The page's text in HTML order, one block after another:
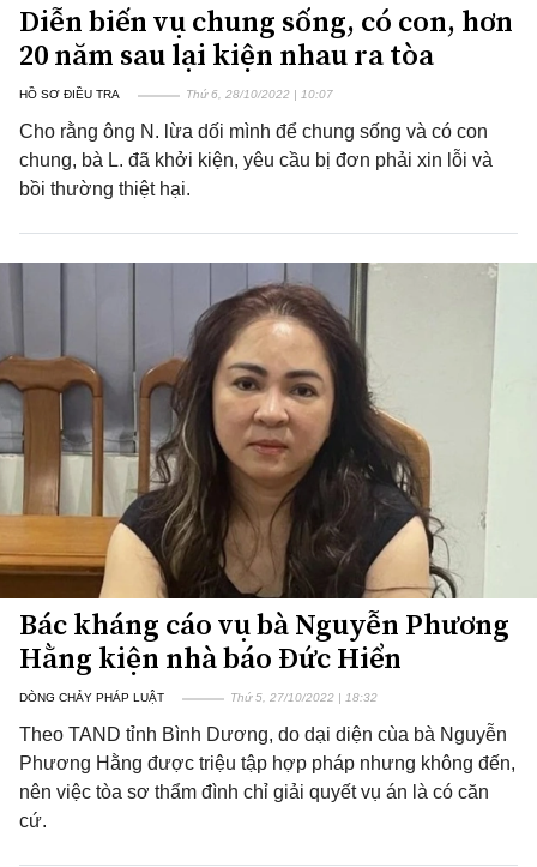
Diễn biến vụ chung sống, có con, hơn
20 năm sau lại kiện nhau ra tòa
HỒ SƠ ĐIỀU TRA Thứ 6, 28/10/2022 | 10:07
Cho rằng ông N. lừa dối mình để chung sống và có con
chung, bà L. đã khởi kiện, yêu cầu bị đơn phải xin lỗi và
bồi thường thiệt hại.
Bác kháng cáo vụ bà Nguyễn Phương
Hằng kiện nhà báo Đức Hiển
DÒNG CHẢY PHÁP LUẬT Thứ 5, 27/10/2022 | 18:32
Theo TAND tỉnh Bình Dương, do dại diện cùa bà Nguyễn
Phương Hằng được triệu tập hợp pháp nhưng không đến,
nên việc tòa sơ thẩm đình chỉ giải quyết vụ án là có căn
cứ.